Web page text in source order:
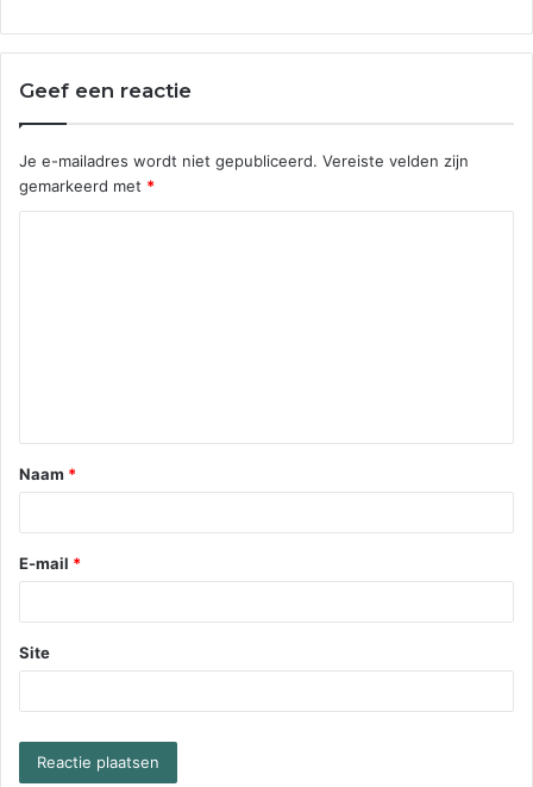
:
Geef een reactie
Je e-mailadres wordt niet gepubliceerd. Vereiste velden zijn
gemarkeerd met *
Naam *
E-mail *
Site